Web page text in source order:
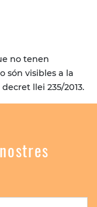
no tenen
són visibles a la
llei 235/2013.